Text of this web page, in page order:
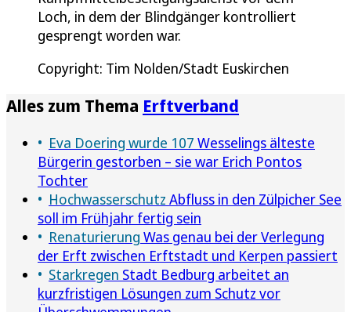
Loch, in dem der Blindgänger kontrolliert
gesprengt worden war.
Copyright: Tim Nolden/Stadt Euskirchen
Alles zum Thema Erftverband
Eva Doering wurde 107 Wesselings älteste
Bürgerin gestorben – sie war Erich Pontos
Tochter
Hochwasserschutz Abfluss in den Zülpicher See
soll im Frühjahr fertig sein
Renaturierung Was genau bei der Verlegung
der Erft zwischen Erftstadt und Kerpen passiert
Starkregen Stadt Bedburg arbeitet an
kurzfristigen Lösungen zum Schutz vor